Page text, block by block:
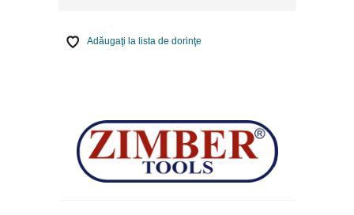
Adăugaţi la lista de dorinţe